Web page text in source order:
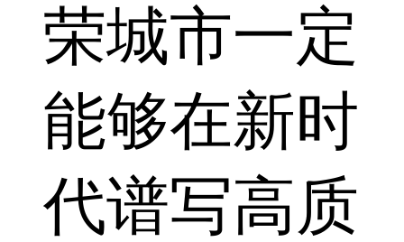
荣城市一定
能够在新时
代谱写高质